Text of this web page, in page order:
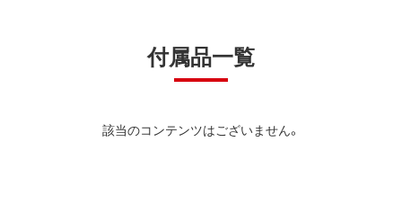
付属品一覧
該当のコンテンツはございません。